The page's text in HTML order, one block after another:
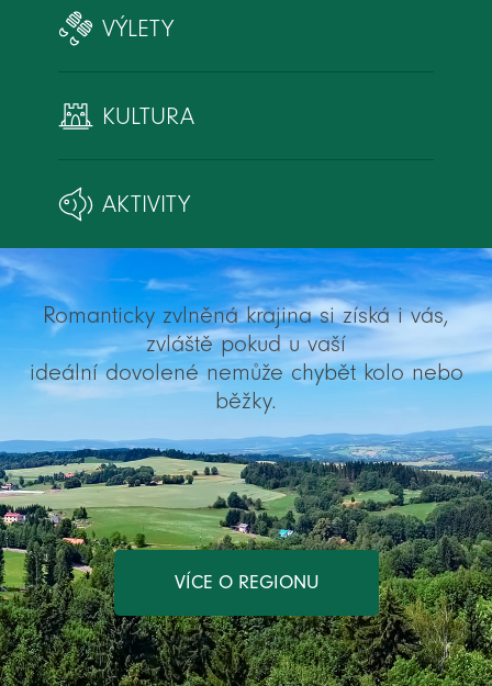
VÝLETY
KULTURA
AKTIVITY
Romanticky zvlněná krajina si získá i vás,
zvláště pokud u vaší
ideální dovolené nemůže chybět kolo nebo
běžky.
VÍCE O REGIONU